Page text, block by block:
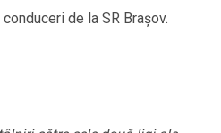
de la SR Brașov.